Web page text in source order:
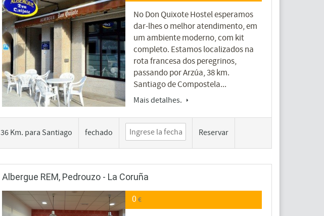
No Don Quixote Hostel esperamos
dar-lhes o melhor atendimento, em
um ambiente moderno, com kit
completo. Estamos localizados na
rota francesa dos peregrinos,
passando por Arzúa, 38 km.
Santiago de Compostela...
Mais detalhes.
36 Km. para Santiago fechado Reservar
Albergue REM, Pedrouzo - La Coruña
0€